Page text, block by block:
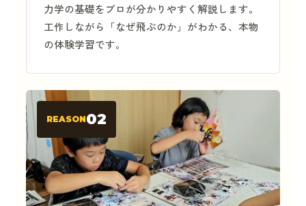
力学の基礎をプロが分かりやすく解説します。
工作しながら「なぜ飛ぶのか」がわかる、本物
の体験学習です。
REASON02